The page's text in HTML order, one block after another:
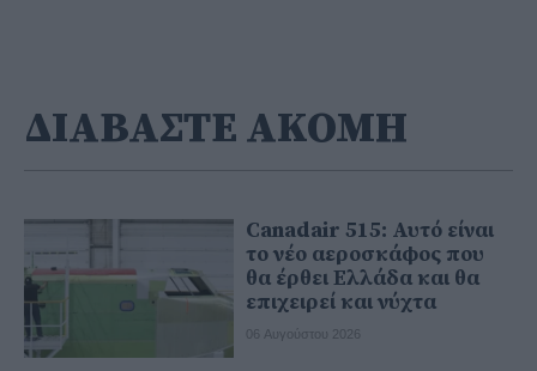
ΔΙΑΒΑΣΤΕ ΑΚΟΜΗ
Canadair 515: Αυτό είναι
το νέο αεροσκάφος που
θα έρθει Ελλάδα και θα
επιχειρεί και νύχτα
06 Αυγούστου 2026